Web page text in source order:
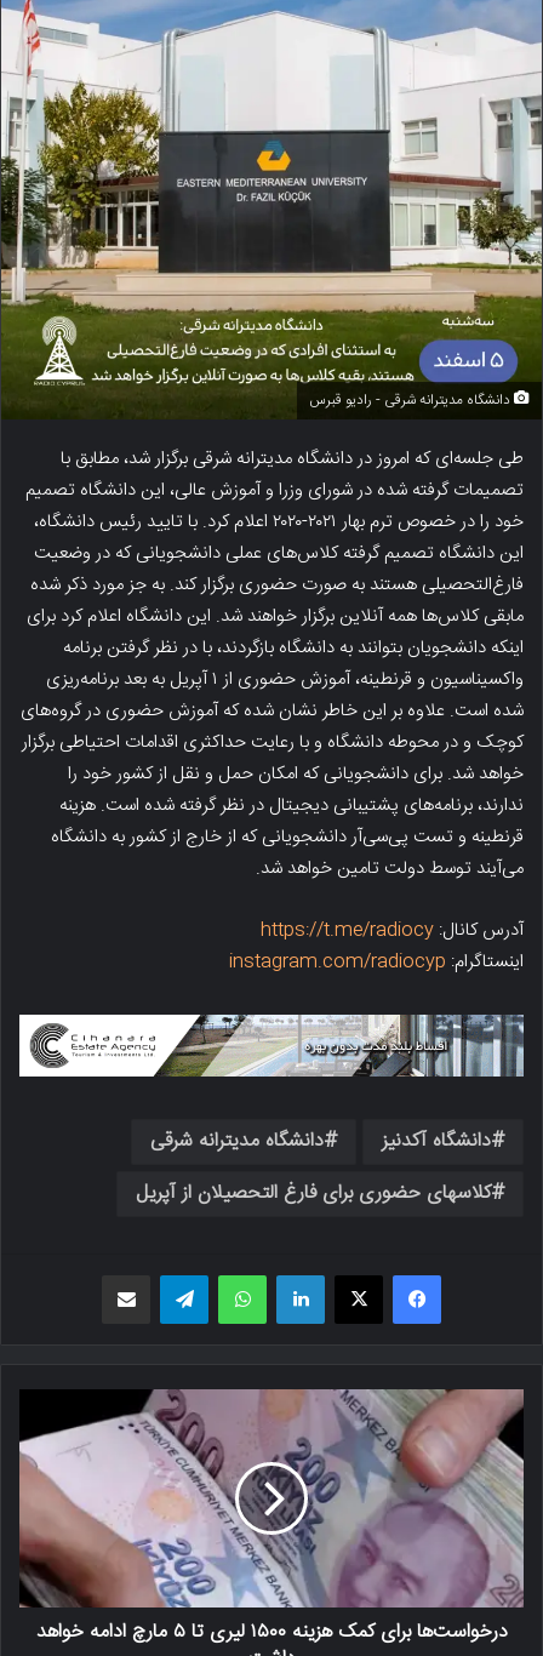
دانشگاه مدیترانه شرقی - رادیو قبرس
طی جلسه‌ای که امروز در دانشگاه مدیترانه شرقی برگزار شد، مطابق با
تصمیمات گرفته شده در شورای وزرا و آموزش عالی، این دانشگاه تصمیم
خود را در خصوص ترم بهار ۲۰۲۱-۲۰۲۰ اعلام کرد. با تایید رئیس دانشگاه،
این دانشگاه تصمیم گرفته کلاس‌های عملی دانشجویانی که در وضعیت
فارغ‌التحصیلی هستند به صورت حضوری برگزار کند. به جز مورد ذکر شده
مابقی کلاس‌ها همه آنلاین برگزار خواهند شد. این دانشگاه اعلام کرد برای
اینکه دانشجویان بتوانند به دانشگاه بازگردند، با در نظر گرفتن برنامه
واکسیناسیون و قرنطینه، آموزش حضوری از ۱ آپریل به بعد برنامه‌ریزی
شده است. علاوه بر این خاطر نشان شده که آموزش حضوری در گروه‌های
کوچک و در محوطه دانشگاه و با رعایت حداکثری اقدامات احتیاطی برگزار
خواهد شد. برای دانشجویانی که امکان حمل و نقل از کشور خود را
ندارند، برنامه‌های پشتیبانی دیجیتال در نظر گرفته شده است. هزینه
قرنطینه و تست پی‌سی‌آر دانشجویانی که از خارج از کشور به دانشگاه
می‌آیند توسط دولت تامین خواهد شد.
آدرس کانال: https://t.me/radiocy
اینستاگرام: instagram.com/radiocyp
دانشگاه آکدنیز
دانشگاه مدیترانه شرقی
کلاسهای حضوری برای فارغ التحصیلان از آپریل
فیسبوک X لینکدین واتس اپ تلگرام
درخواست‌ها برای کمک هزینه ۱۵۰۰ لیری تا ۵ مارچ ادامه خواهد